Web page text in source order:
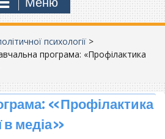
психології >
програма: «Профілактика
«Профілактика
в медіа»